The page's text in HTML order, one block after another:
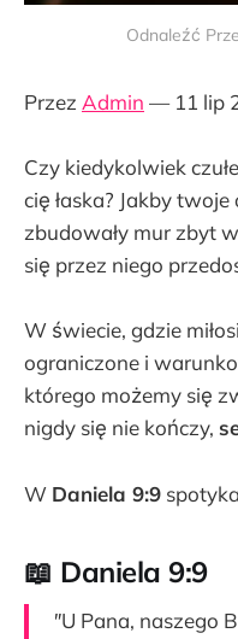
Odnaleźć
Przez Admin — 11 lip
Czy kiedykolwiek
cię łaska? Jakby twoje
zbudowały mur zbyt
się przez niego
W świecie, gdzie
ograniczone i
którego możemy się
nigdy się nie kończy,
W Daniela 9:9
📖 Daniela 9:9
"U Pana, naszego